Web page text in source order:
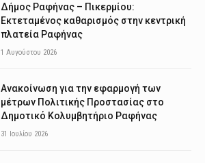
Δήμος Ραφήνας – Πικερμίου:
Εκτεταμένος καθαρισμός στην κεντρική
πλατεία Ραφήνας
1 Αυγούστου 2026
Ανακοίνωση για την εφαρμογή των
μέτρων Πολιτικής Προστασίας στο
Δημοτικό Κολυμβητήριο Ραφήνας
31 Ιουλίου 2026